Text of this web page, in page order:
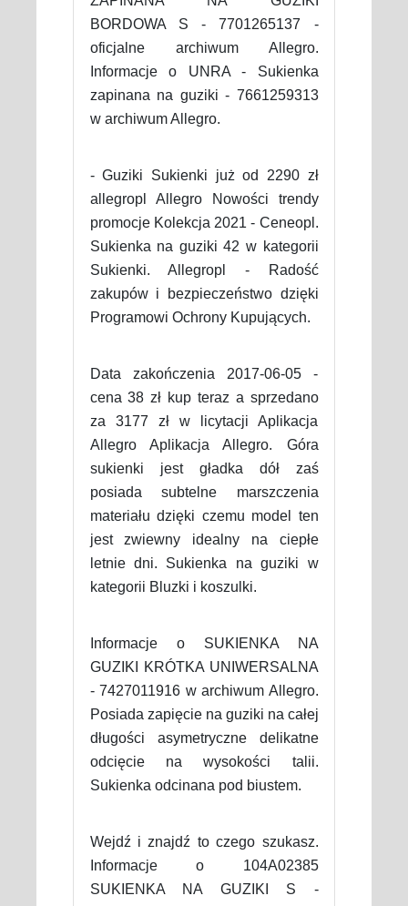
BORDOWA S - 7701265137 -
oficjalne archiwum Allegro.
Informacje o UNRA - Sukienka
zapinana na guziki - 7661259313
w archiwum Allegro.
- Guziki Sukienki już od 2290 zł
allegropl Allegro Nowości trendy
promocje Kolekcja 2021 - Ceneopl.
Sukienka na guziki 42 w kategorii
Sukienki. Allegropl - Radość
zakupów i bezpieczeństwo dzięki
Programowi Ochrony Kupujących.
Data zakończenia 2017-06-05 -
cena 38 zł kup teraz a sprzedano
za 3177 zł w licytacji Aplikacja
Allegro Aplikacja Allegro. Góra
sukienki jest gładka dół zaś
posiada subtelne marszczenia
materiału dzięki czemu model ten
jest zwiewny idealny na ciepłe
letnie dni. Sukienka na guziki w
kategorii Bluzki i koszulki.
Informacje o SUKIENKA NA
GUZIKI KRÓTKA UNIWERSALNA
- 7427011916 w archiwum Allegro.
Posiada zapięcie na guziki na całej
długości asymetryczne delikatne
odcięcie na wysokości talii.
Sukienka odcinana pod biustem.
Wejdź i znajdź to czego szukasz.
Informacje o 104A02385
SUKIENKA NA GUZIKI S -